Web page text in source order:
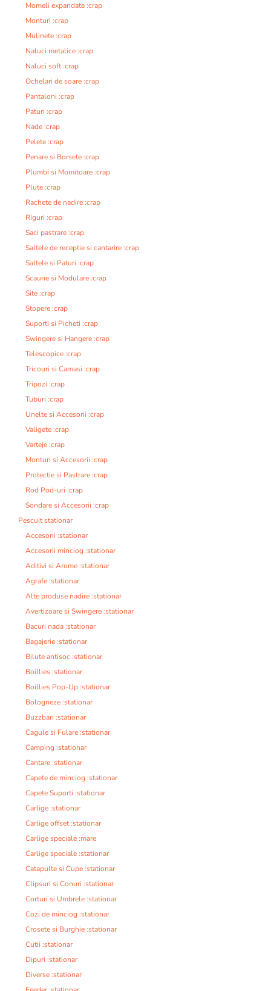
Momeli expandate :crap
Monturi :crap
Mulinete :crap
Naluci metalice :crap
Naluci soft :crap
Ochelari de soare :crap
Pantaloni :crap
Paturi :crap
Nade :crap
Pelete :crap
Penare si Borsete :crap
Plumbi si Momitoare :crap
Plute :crap
Rachete de nadire :crap
Riguri :crap
Saci pastrare :crap
Saltele de receptie si cantarire :crap
Saltele si Paturi :crap
Scaune si Modulare :crap
Site :crap
Stopere :crap
Suporti si Picheti :crap
Swingere si Hangere :crap
Telescopice :crap
Tricouri si Camasi :crap
Tripozi :crap
Tuburi :crap
Unelte si Accesorii :crap
Valigete :crap
Varteje :crap
Monturi si Accesorii :crap
Protectie si Pastrare :crap
Rod Pod-uri :crap
Sondare si Accesorii :crap
Pescuit stationar
Accesorii :stationar
Accesorii minciog :stationar
Aditivi si Arome :stationar
Agrafe :stationar
Alte produse nadire :stationar
Avertizoare si Swingere :stationar
Bacuri nada :stationar
Bagajerie :stationar
Bilute antisoc :stationar
Boillies :stationar
Boillies Pop-Up :stationar
Bologneze :stationar
Buzzbari :stationar
Cagule si Fulare :stationar
Camping :stationar
Cantare :stationar
Capete de minciog :stationar
Capete Suporti :stationar
Carlige :stationar
Carlige offset :stationar
Carlige speciale :mare
Carlige speciale :stationar
Catapulte si Cupe :stationar
Clipsuri si Conuri :stationar
Corturi si Umbrele :stationar
Cozi de minciog :stationar
Crosete si Burghie :stationar
Cutii :stationar
Dipuri :stationar
Diverse :stationar